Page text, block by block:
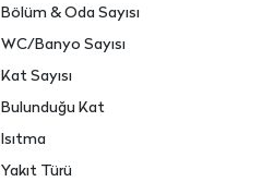
Bölüm & Oda Sayısı
WC/Banyo Sayısı
Kat Sayısı
Bulunduğu Kat
Isıtma
Yakıt Türü